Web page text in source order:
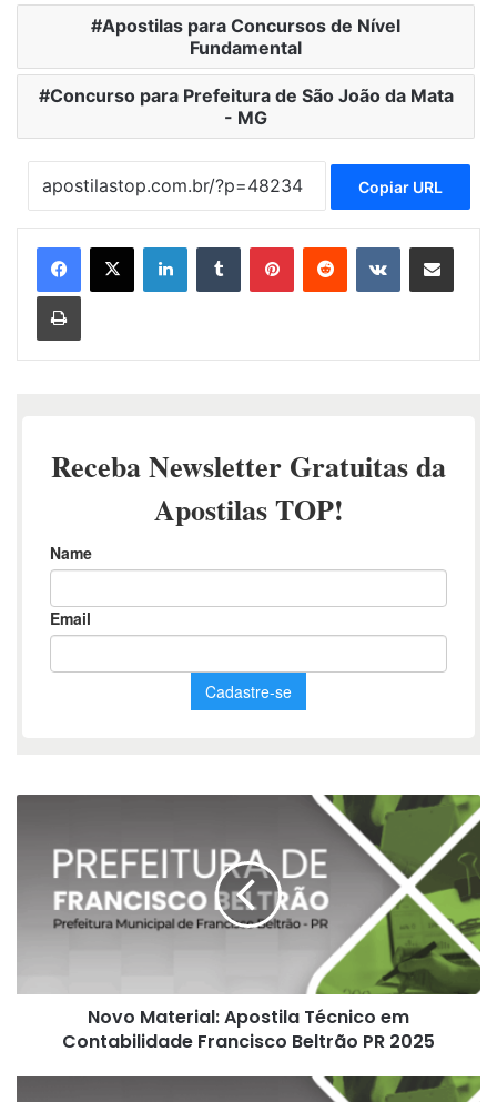
Apostilas para Concursos de Nível
Fundamental
Concurso para Prefeitura de São João da Mata
- MG
Copiar URL
LinkedinTumblr PinterestReddit VK Compartilhar via e-mail
Imprimir
Apostila
Técnico
Contabilidade
PR
Novo Material: Apostila Técnico em
Contabilidade Francisco Beltrão PR 2025